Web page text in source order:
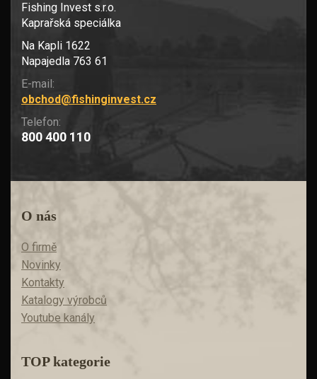
Fishing Invest s.r.o.
Kaprařská speciálka
Na Kapli 1622
Napajedla 763 61
E-mail:
obchod@fishinginvest.cz
Telefon:
800 400 110
O nás
O firmě
Novinky
Kontakty
Katalogy výrobců
Youtube kanály
TOP kategorie